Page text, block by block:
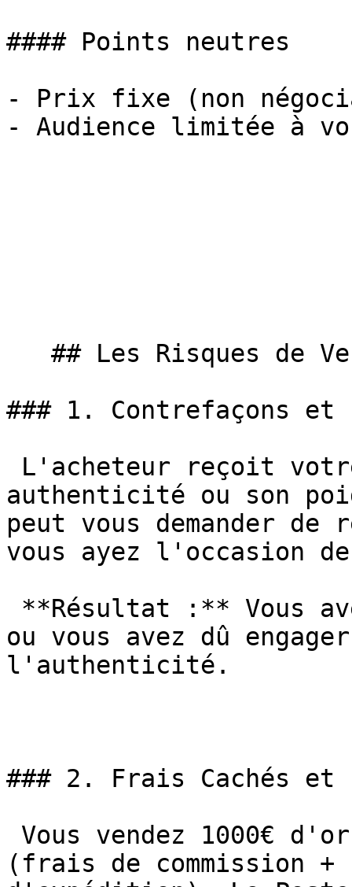
#### Points neutres
- Prix fixe (non
- Audience limitée à
### 1. Contrefaçons
authenticité ou son
peut vous demander de
vous ayez l'occasion
ou vous avez dû
l'authenticité.
### 2. Frais Cachés et
(frais de commission